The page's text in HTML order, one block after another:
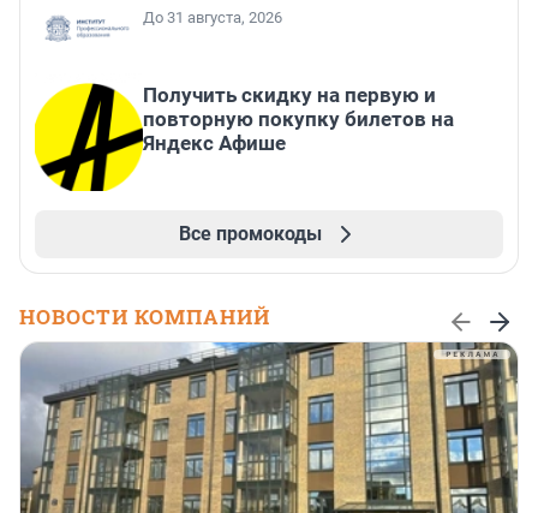
До 31 августа, 2026
Получить скидку на первую и
повторную покупку билетов на
Яндекс Афише
Все промокоды
НОВОСТИ КОМПАНИЙ